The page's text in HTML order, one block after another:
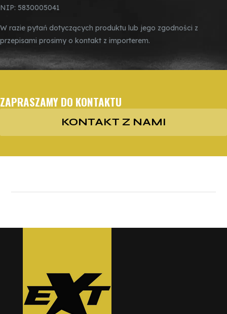
NIP: 5830005041
W razie pytań dotyczących produktu lub jego zgodności z
przepisami prosimy o kontakt z importerem.
ZAPRASZAMY DO KONTAKTU
KONTAKT Z NAMI